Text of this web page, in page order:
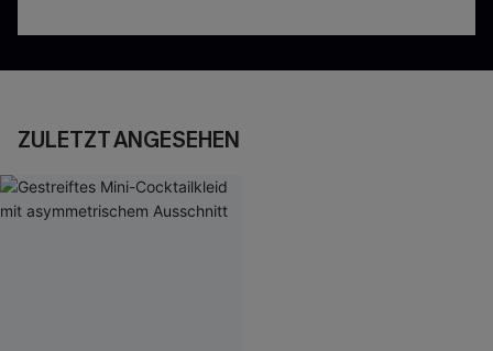
ZULETZT ANGESEHEN